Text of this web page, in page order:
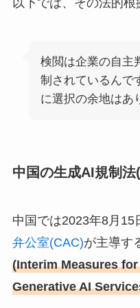
検閲は企業の自主
制されているんで
に選択の余地はあ
中国の生成AI規制
中国では2023年8月15
弁公室(CAC)が主導す
(Interim Measures
Generative AI